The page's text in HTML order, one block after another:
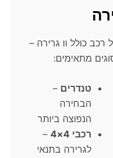
רכב כולל וו גרירה –
מתאימים:
טנדרים –
הבחירה
הנפוצה ביותר
רכבי 4×4
–
לגרירה בתנאי